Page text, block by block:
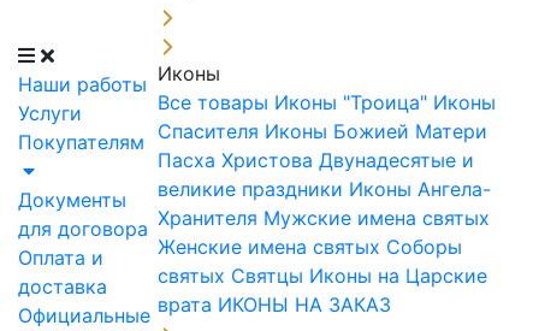
Наши работы
Услуги
Покупателям
Документы
для договора
Оплата и
доставка
Официальные
Иконы
Все товары Иконы "Троица" Иконы
Спасителя Иконы Божией Матери
Пасха Христова Двунадесятые и
великие праздники Иконы Ангела-
Хранителя Мужские имена святых
Женские имена святых Соборы
святых Святцы Иконы на Царские
врата ИКОНЫ НА ЗАКАЗ